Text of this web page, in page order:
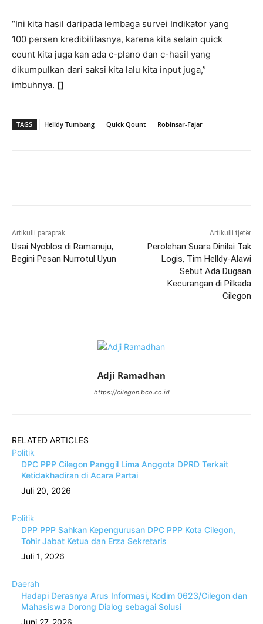
“Ini kita hasil daripada lembaga survei Indikator yang
100 persen kredibilitasnya, karena kita selain quick
count kita juga kan ada c-plano dan c-hasil yang
dikumpulkan dari saksi kita lalu kita input juga,”
imbuhnya. []
TAGS Helldy Tumbang Quick Qount Robinsar-Fajar
Artikulli paraprak
Usai Nyoblos di Ramanuju,
Begini Pesan Nurrotul Uyun
Artikulli tjetër
Perolehan Suara Dinilai Tak
Logis, Tim Helldy-Alawi
Sebut Ada Dugaan
Kecurangan di Pilkada
Cilegon
Adji Ramadhan
https://cilegon.bco.co.id
RELATED ARTICLES
Politik
DPC PPP Cilegon Panggil Lima Anggota DPRD Terkait
Ketidakhadiran di Acara Partai
Juli 20, 2026
Politik
DPP PPP Sahkan Kepengurusan DPC PPP Kota Cilegon,
Tohir Jabat Ketua dan Erza Sekretaris
Juli 1, 2026
Daerah
Hadapi Derasnya Arus Informasi, Kodim 0623/Cilegon dan
Mahasiswa Dorong Dialog sebagai Solusi
Juni 27, 2026